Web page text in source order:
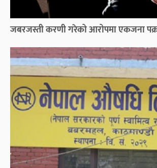
जबरजस्ती करणी गरेको आरोपमा एकजना